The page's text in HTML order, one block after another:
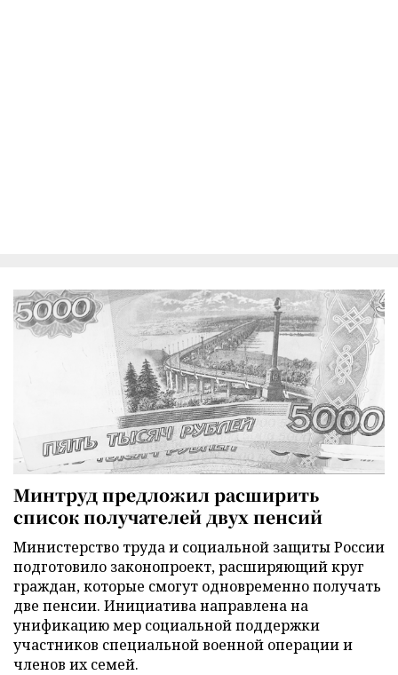
Минтруд предложил расширить
список получателей двух пенсий
Министерство труда и социальной защиты России
подготовило законопроект, расширяющий круг
граждан, которые смогут одновременно получать
две пенсии. Инициатива направлена на
унификацию мер социальной поддержки
участников специальной военной операции и
членов их семей.